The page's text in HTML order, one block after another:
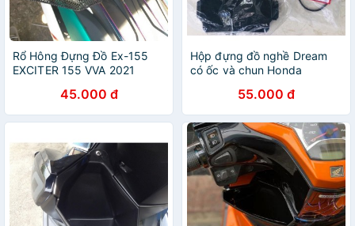
Rổ Hông Đựng Đồ Ex-155
EXCITER 155 VVA 2021
45.000 đ
Hộp đựng đồ nghề Dream
có ốc và chun Honda
55.000 đ